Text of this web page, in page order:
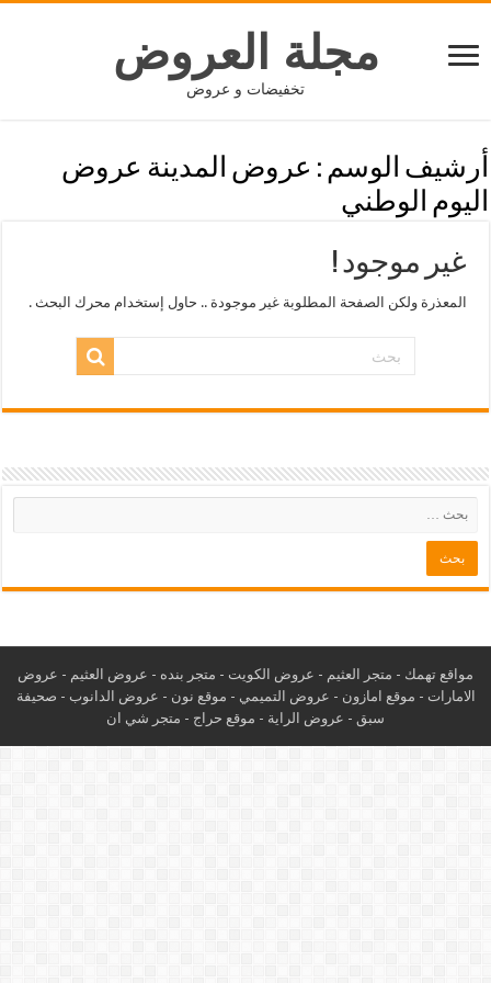
مجلة العروض
تخفيضات و عروض
أرشيف الوسم : عروض المدينة عروض
اليوم الوطني
غير موجود !
المعذرة ولكن الصفحة المطلوبة غير موجودة .. حاول إستخدام محرك البحث .
مواقع تهمك - متجر العثيم - عروض الكويت - متجر بنده - عروض العثيم - عروض
الامارات - موقع امازون - عروض التميمي - موقع نون - عروض الدانوب - صحيفة
سبق - عروض الراية - موقع حراج - متجر شي ان